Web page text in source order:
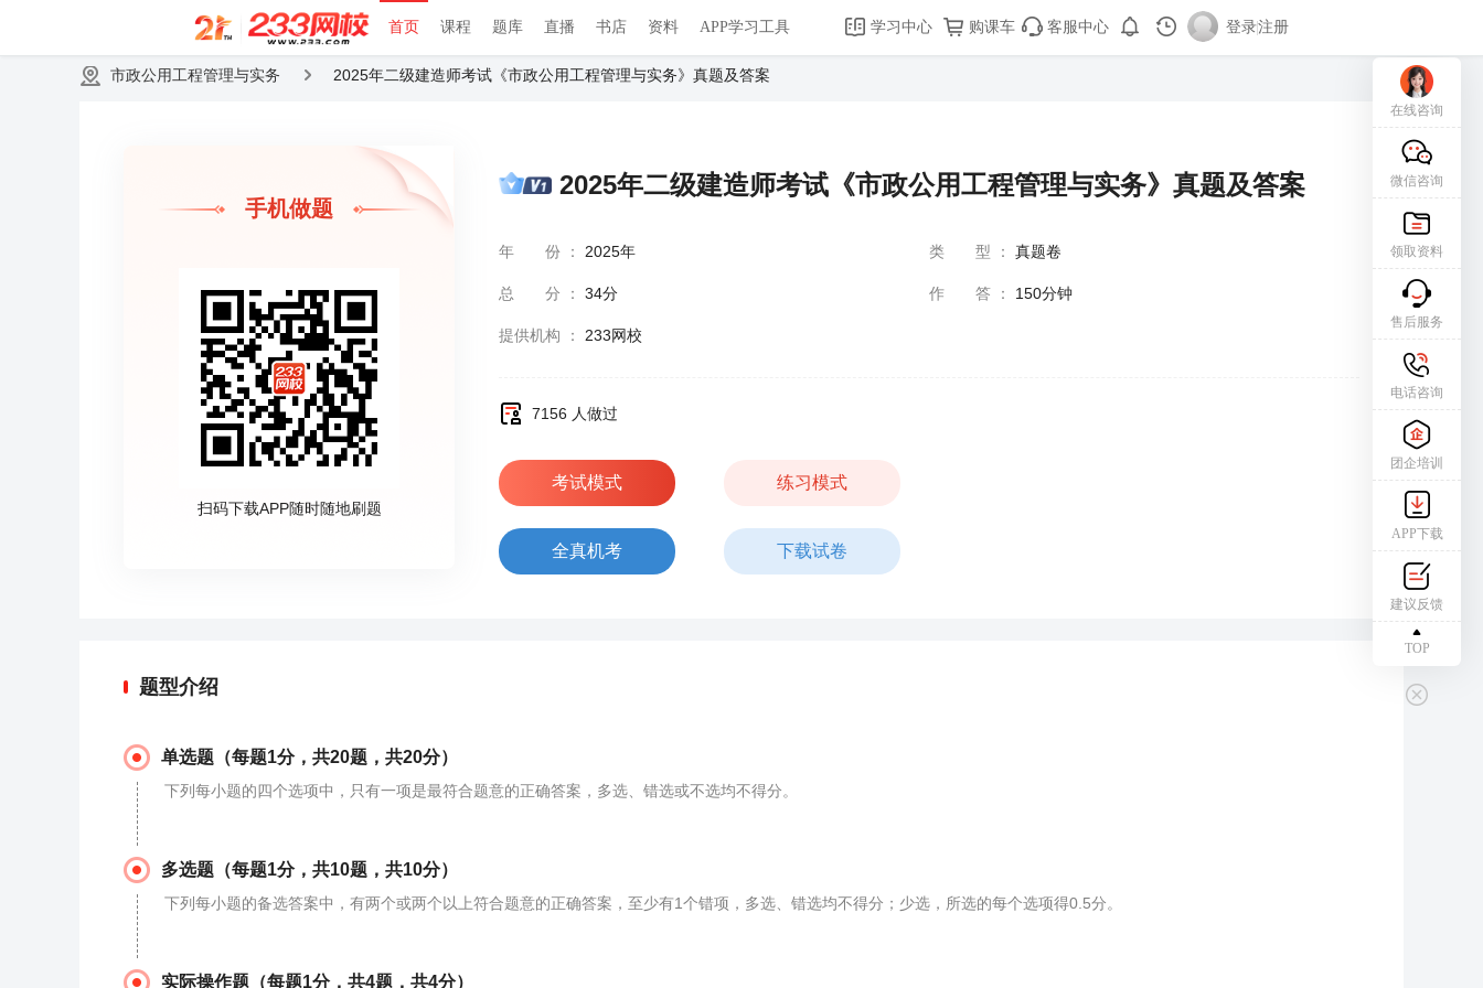
首页 课程 题库 直播 书店 资料 APP学习工具 学习中心 购课车 客服中心 登录|注册
市政公用工程管理与实务 2025年二级建造师考试《市政公用工程管理与实务》真题及答案
手机做题
扫码下载APP随时随地刷题
2025年二级建造师考试《市政公用工程管理与实务》真题及答案
年份 ： 2025年 类型 ： 真题卷
总分 ： 34分 作答 ： 150分钟
提供机构 ： 233网校
7156 人做过
考试模式 练习模式
全真机考 下载试卷
题型介绍
单选题（每题1分，共20题，共20分）
下列每小题的四个选项中，只有一项是最符合题意的正确答案，多选、错选或不选均不得分。
多选题（每题1分，共10题，共10分）
下列每小题的备选答案中，有两个或两个以上符合题意的正确答案，至少有1个错项，多选、错选均不得分；少选，所选的每个选项得0.5分。
实际操作题（每题1分，共4题，共4分）
在线咨询
微信咨询
领取资料
售后服务
电话咨询
团企培训
APP下载
建议反馈
TOP